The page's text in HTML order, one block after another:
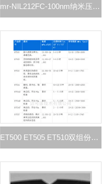
mr-NIL212FC-100nm纳米压印光刻胶 mr-NIL212FC 系列
ET500 ET505 ET510双组份环氧树脂胶粘剂